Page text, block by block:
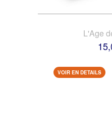
L'Age
VOIR EN DETAILS